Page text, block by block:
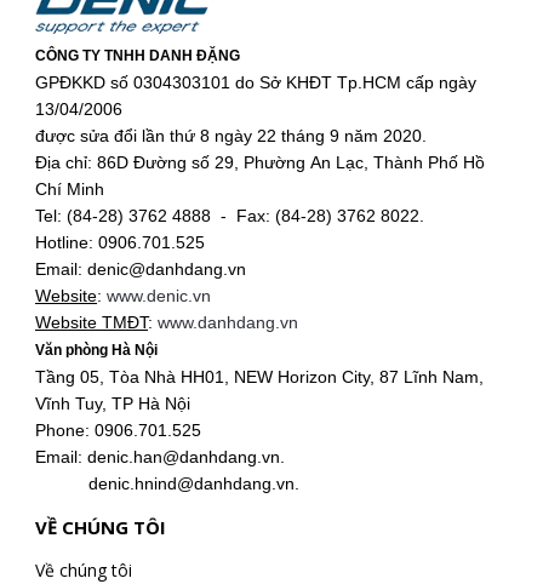
CÔNG TY TNHH DANH ĐẶNG
GPĐKKD số 0304303101 do Sở KHĐT Tp.HCM cấp ngày
13/04/2006
được sửa đổi lần thứ 8 ngày 22 tháng 9 năm 2020.
Địa chỉ: 86D Đường số 29, Phường An Lạc, Thành Phố Hồ
Chí Minh
Tel: (84-28) 3762 4888 - Fax: (84-28) 3762 8022.
Hotline: 0906.701.525
Email: denic@danhdang.vn
Website: www.denic.vn
Website TMĐT: www.danhdang.vn
Văn phòng Hà Nội
Tầng 05, Tòa Nhà HH01, NEW Horizon City, 87 Lĩnh Nam,
Vĩnh Tuy, TP Hà Nội
Phone: 0906.701.525
Email: denic.han@danhdang.vn.
denic.hnind@danhdang.vn.
VỀ CHÚNG TÔI
Về chúng tôi